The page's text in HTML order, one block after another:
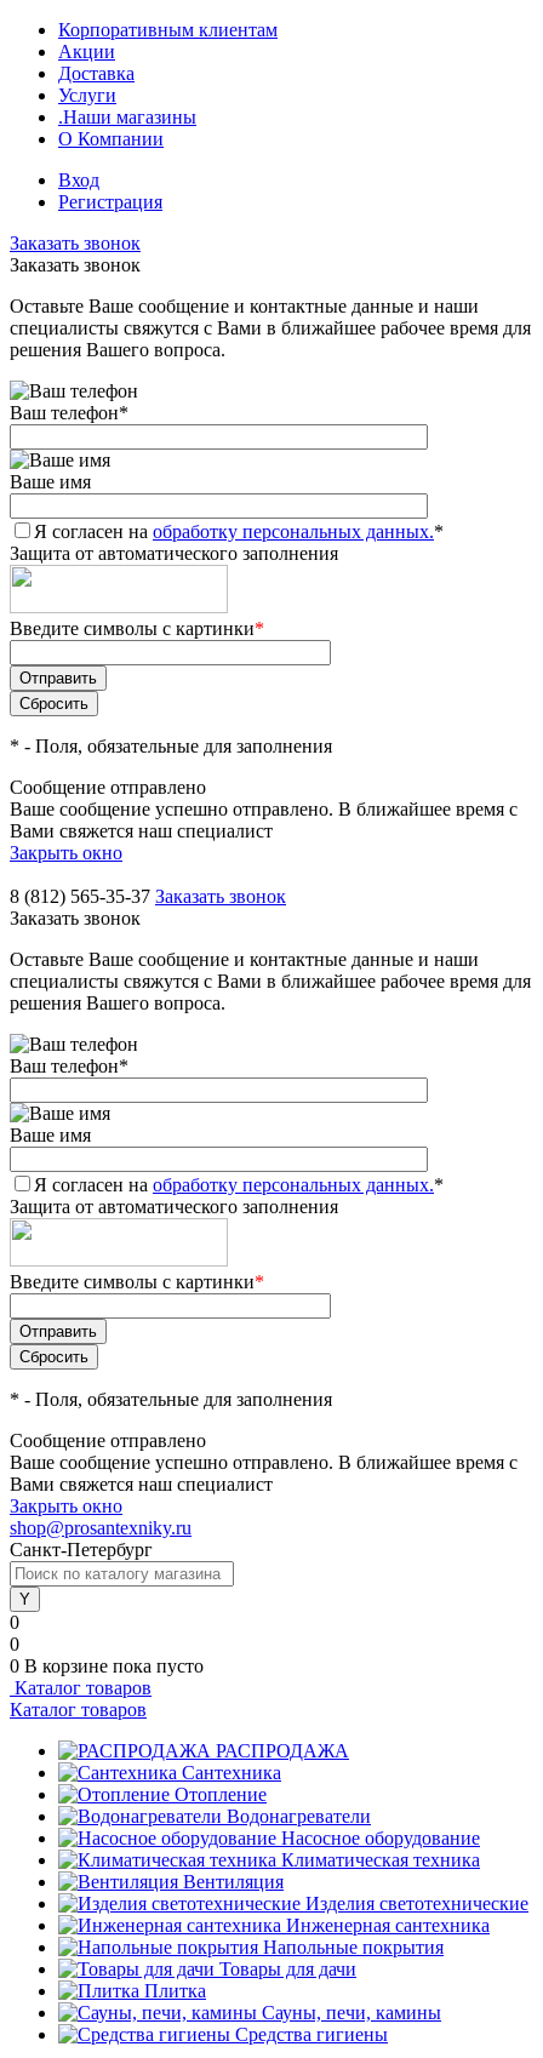
Корпоративным клиентам
Акции
Доставка
Услуги
.Наши магазины
О Компании
Вход
Регистрация
Заказать звонок
Заказать звонок
Оставьте Ваше сообщение и контактные данные и наши
специалисты свяжутся с Вами в ближайшее рабочее время для
решения Вашего вопроса.
Ваш телефон*
Ваше имя
Я согласен на обработку персональных данных.*
Защита от автоматического заполнения
Введите символы с картинки*
* - Поля, обязательные для заполнения
Сообщение отправлено
Ваше сообщение успешно отправлено. В ближайшее время с
Вами свяжется наш специалист
Закрыть окно
8 (812) 565-35-37 Заказать звонок
Заказать звонок
Оставьте Ваше сообщение и контактные данные и наши
специалисты свяжутся с Вами в ближайшее рабочее время для
решения Вашего вопроса.
Ваш телефон*
Ваше имя
Я согласен на обработку персональных данных.*
Защита от автоматического заполнения
Введите символы с картинки*
* - Поля, обязательные для заполнения
Сообщение отправлено
Ваше сообщение успешно отправлено. В ближайшее время с
Вами свяжется наш специалист
Закрыть окно
shop@prosantexniky.ru
Санкт-Петербург
0
0
0 В корзине пока пусто
Каталог товаров
Каталог товаров
РАСПРОДАЖА
Сантехника
Отопление
Водонагреватели
Насосное оборудование
Климатическая техника
Вентиляция
Изделия светотехнические
Инженерная сантехника
Напольные покрытия
Товары для дачи
Плитка
Сауны, печи, камины
Средства гигиены